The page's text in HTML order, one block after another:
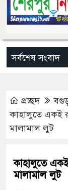
সর্বশেষ সংবাদ
মেয়ের
প্রচ্ছদ
কাহালুতে একই
মালামাল লুট
কাহালুতে
মালামাল লুট